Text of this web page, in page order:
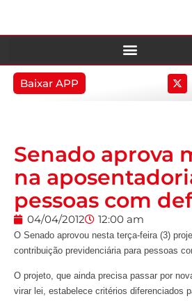
Baixar APP
Senado aprova
na
pessoas com
04/04/2012 12:00 am
O Senado aprovou nesta terça-feira (3)
contribuição previdenciária para pessoas
O projeto, que ainda precisa passar por
virar lei, estabelece critérios diferenciados